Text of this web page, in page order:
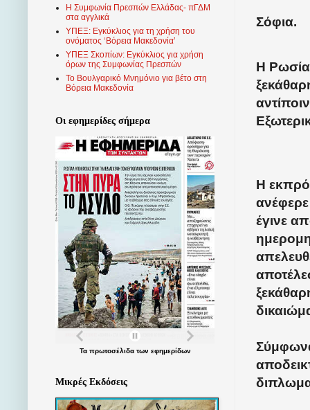
Σόφια.
Η
Η
έγινε
Η Συμφωνία Πρεσπών Ελλάδας- πΓΔΜ
στα αγγλικά
ΥΠΕΞ: Εγκύκλιος για τη χρήση του
ονόματος ‘Βόρεια Μακεδονία’
ΥΠΕΞ Σκοπίων: Εγκύκλιος για χρήση
όρων της Συμφωνίας Πρεσπών
Το Βουλγαρικό Μνημόνιο για βέτο στη
Βόρεια Μακεδονία
Οι εφημερίδες σήμερα
Τα πρωτοσέλιδατων εφημερίδων
Μικρές Εκδόσεις